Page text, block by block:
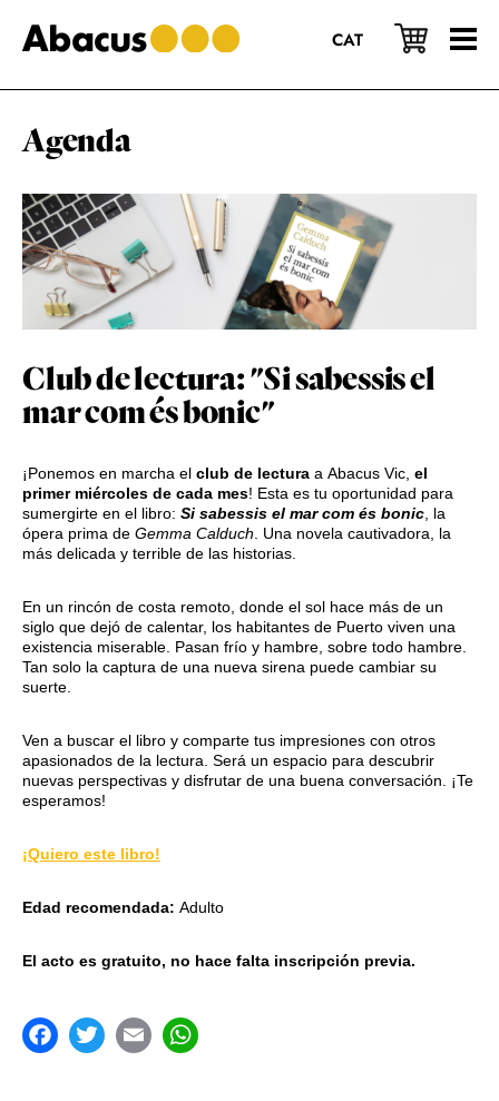
al
contenido
a
la
lateral
al
pie
página
CAT
Agenda
Club de lectura: "Si sabessis el
mar com és bonic"
¡Ponemos en marcha el club de lectura a Abacus Vic, el
primer miércoles de cada mes! Esta es tu oportunidad para
sumergirte en el libro: Si sabessis el mar com és bonic, la
ópera prima de Gemma Calduch. Una novela cautivadora, la
más delicada y terrible de las historias.
En un rincón de costa remoto, donde el sol hace más de un
siglo que dejó de calentar, los habitantes de Puerto viven una
existencia miserable. Pasan frío y hambre, sobre todo hambre.
Tan solo la captura de una nueva sirena puede cambiar su
suerte.
Ven a buscar el libro y comparte tus impresiones con otros
apasionados de la lectura. Será un espacio para descubrir
nuevas perspectivas y disfrutar de una buena conversación. ¡Te
esperamos!
¡Quiero este libro!
Edad recomendada: Adulto
El acto es gratuito, no hace falta inscripción previa.